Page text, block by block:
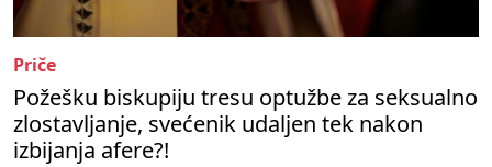
Priče
Požešku biskupiju tresu optužbe za seksualno
zlostavljanje, svećenik udaljen tek nakon
izbijanja afere?!